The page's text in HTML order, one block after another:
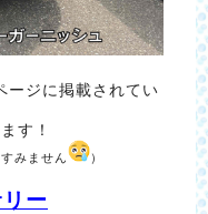
ージに掲載されてい
ます！
みません ）
ー